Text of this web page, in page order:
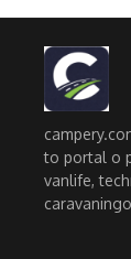
to portal o
vanlife,